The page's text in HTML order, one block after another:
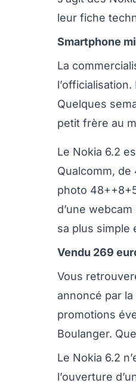
leur fiche
Smartphone
La
Quelques
petit frère au
Le Nokia 6.2
Qualcomm, de
photo
d’une
sa plus simple
Vendu 269
Vous
annoncé par
promotions
Boulanger.
Le Nokia 6.2
l’ouverture